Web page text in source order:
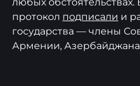
протокол подписали и
государства — члены
Армении,